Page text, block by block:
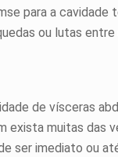
para a cavidade
ou lutas entre
de vísceras
muitas das
ser imediato ou